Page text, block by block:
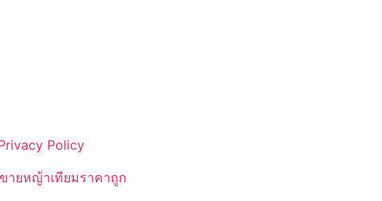
Policy
ายหญ้าเทียมราคาถูก